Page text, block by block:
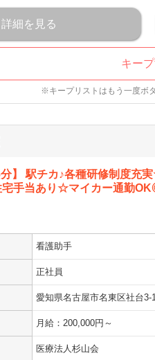
詳細を見る
キー
※キープリストはもう一度ボ
】 駅チカ♪各種研修制度充
手当あり☆マイカー通勤
看護助手
正社員
愛知県名古屋市名東区社台3-
月給：200,000円～
医療法人杉山会